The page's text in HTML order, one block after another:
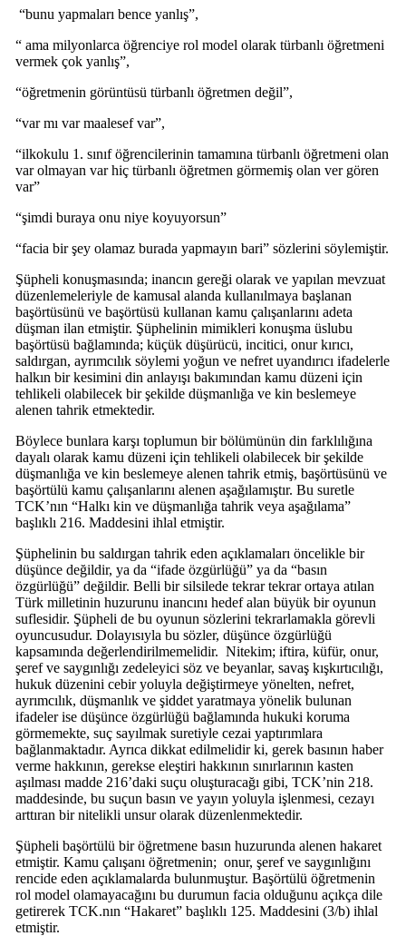
“bunu yapmaları bence yanlış”,
“ ama milyonlarca öğrenciye rol model olarak türbanlı öğretmeni
vermek çok yanlış”,
“öğretmenin görüntüsü türbanlı öğretmen değil”,
“var mı var maalesef var”,
“ilkokulu 1. sınıf öğrencilerinin tamamına türbanlı öğretmeni olan
var olmayan var hiç türbanlı öğretmen görmemiş olan ver gören
var”
“şimdi buraya onu niye koyuyorsun”
“facia bir şey olamaz burada yapmayın bari” sözlerini söylemiştir.
Şüpheli konuşmasında; inancın gereği olarak ve yapılan mevzuat
düzenlemeleriyle de kamusal alanda kullanılmaya başlanan
başörtüsünü ve başörtüsü kullanan kamu çalışanlarını adeta
düşman ilan etmiştir. Şüphelinin mimikleri konuşma üslubu
başörtüsü bağlamında; küçük düşürücü, incitici, onur kırıcı,
saldırgan, ayrımcılık söylemi yoğun ve nefret uyandırıcı ifadelerle
halkın bir kesimini din anlayışı bakımından kamu düzeni için
tehlikeli olabilecek bir şekilde düşmanlığa ve kin beslemeye
alenen tahrik etmektedir.
Böylece bunlara karşı toplumun bir bölümünün din farklılığına
dayalı olarak kamu düzeni için tehlikeli olabilecek bir şekilde
düşmanlığa ve kin beslemeye alenen tahrik etmiş, başörtüsünü ve
başörtülü kamu çalışanlarını alenen aşağılamıştır. Bu suretle
TCK’nın “Halkı kin ve düşmanlığa tahrik veya aşağılama”
başlıklı 216. Maddesini ihlal etmiştir.
Şüphelinin bu saldırgan tahrik eden açıklamaları öncelikle bir
düşünce değildir, ya da “ifade özgürlüğü” ya da “basın
özgürlüğü” değildir. Belli bir silsilede tekrar tekrar ortaya atılan
Türk milletinin huzurunu inancını hedef alan büyük bir oyunun
suflesidir. Şüpheli de bu oyunun sözlerini tekrarlamakla görevli
oyuncusudur. Dolayısıyla bu sözler, düşünce özgürlüğü
kapsamında değerlendirilmemelidir. Nitekim; iftira, küfür, onur,
şeref ve saygınlığı zedeleyici söz ve beyanlar, savaş kışkırtıcılığı,
hukuk düzenini cebir yoluyla değiştirmeye yönelten, nefret,
ayrımcılık, düşmanlık ve şiddet yaratmaya yönelik bulunan
ifadeler ise düşünce özgürlüğü bağlamında hukuki koruma
görmemekte, suç sayılmak suretiyle cezai yaptırımlara
bağlanmaktadır. Ayrıca dikkat edilmelidir ki, gerek basının haber
verme hakkının, gerekse eleştiri hakkının sınırlarının kasten
aşılması madde 216’daki suçu oluşturacağı gibi, TCK’nin 218.
maddesinde, bu suçun basın ve yayın yoluyla işlenmesi, cezayı
arttıran bir nitelikli unsur olarak düzenlenmektedir.
Şüpheli başörtülü bir öğretmene basın huzurunda alenen hakaret
etmiştir. Kamu çalışanı öğretmenin; onur, şeref ve saygınlığını
rencide eden açıklamalarda bulunmuştur. Başörtülü öğretmenin
rol model olamayacağını bu durumun facia olduğunu açıkça dile
getirerek TCK.nın “Hakaret” başlıklı 125. Maddesini (3/b) ihlal
etmiştir.